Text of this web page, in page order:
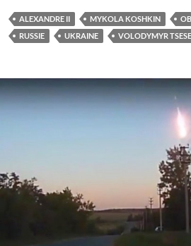
ALEXANDRE II MYKOLA KOSHKIN
RUSSIE
UKRAINE VOLODYMYR